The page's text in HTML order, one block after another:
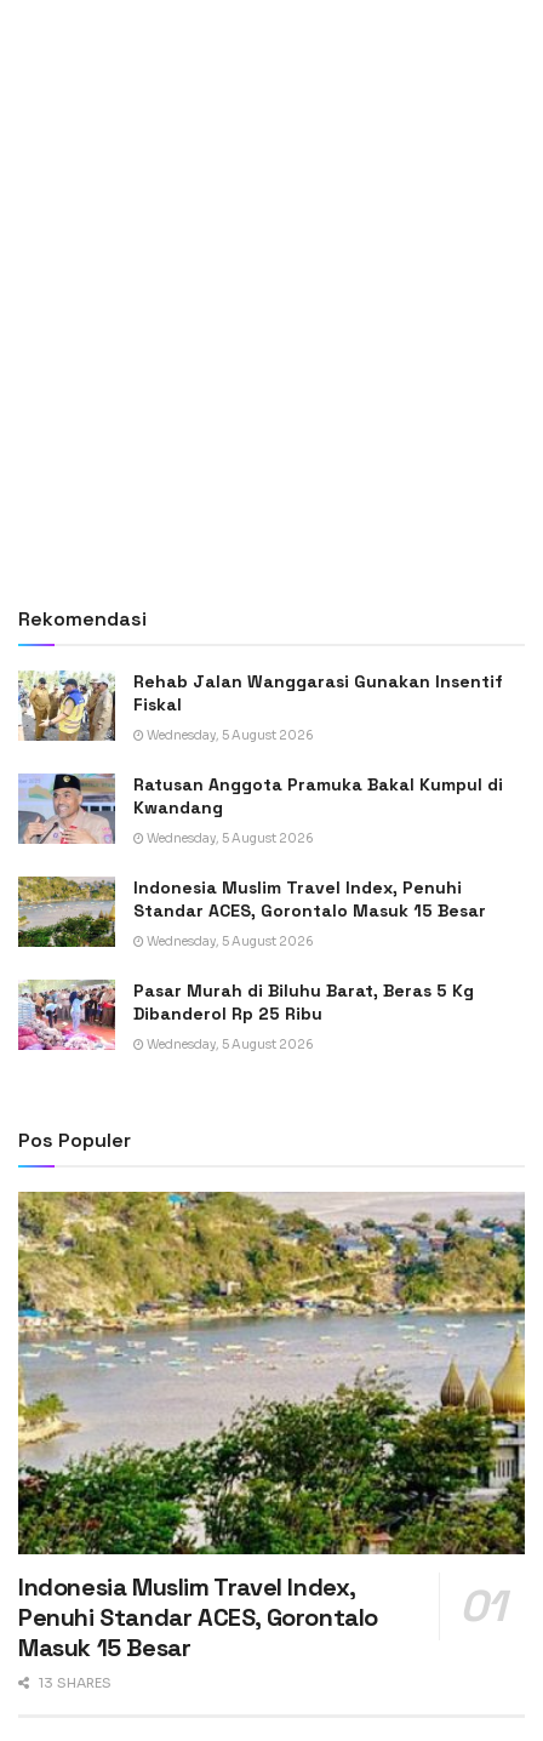
Rekomendasi
Rehab Jalan Wanggarasi Gunakan Insentif
Fiskal
Wednesday, 5 August 2026
Ratusan Anggota Pramuka Bakal Kumpul di
Kwandang
Wednesday, 5 August 2026
Indonesia Muslim Travel Index, Penuhi
Standar ACES, Gorontalo Masuk 15 Besar
Wednesday, 5 August 2026
Pasar Murah di Biluhu Barat, Beras 5 Kg
Dibanderol Rp 25 Ribu
Wednesday, 5 August 2026
Pos Populer
Indonesia Muslim Travel Index,
Penuhi Standar ACES, Gorontalo
Masuk 15 Besar
13 SHARES